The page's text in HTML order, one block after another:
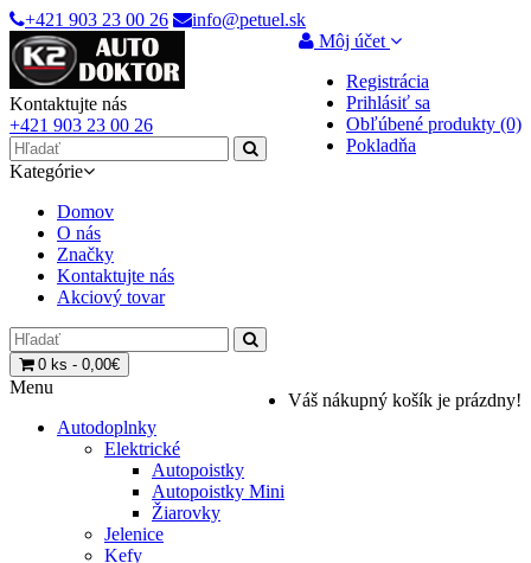
+421 903 23 00 26
info@petuel.sk
Môj účet
Registrácia
Prihlásiť sa
Obľúbené produkty (0)
Pokladňa
Kontaktujte nás
+421 903 23 00 26
Kategórie
Domov
O nás
Značky
Kontaktujte nás
Akciový tovar
0 ks - 0,00€
Váš nákupný košík je prázdny!
Menu
Autodoplnky
Elektrické
Autopoistky
Autopoistky Mini
Žiarovky
Jelenice
Kefy